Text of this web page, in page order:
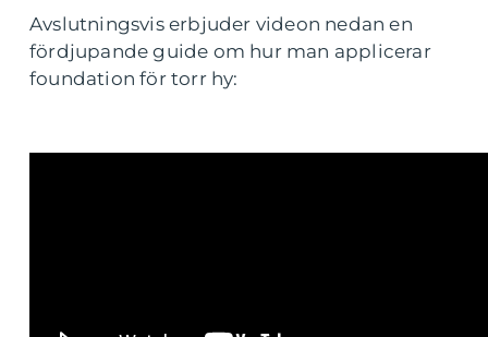
Avslutningsvis erbjuder videon nedan en
fördjupande guide om hur man applicerar
foundation för torr hy: